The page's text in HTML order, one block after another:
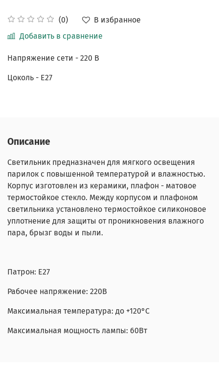
(0)
В избранное
Добавить в сравнение
Напряжение сети - 220 В
Цоколь - Е27
Описание
Светильник предназначен для мягкого освещения
парилок с повышенной температурой и влажностью.
Корпус изготовлен из керамики, плафон - матовое
термостойкое стекло. Между корпусом и плафоном
светильника установлено термостойкое силиконовое
уплотнение для защиты от проникновения влажного
пара, брызг воды и пыли.
Патрон: Е27
Рабочее напряжение: 220В
Максимальная температура: до +120°С
Максимальная мощность лампы: 60Вт